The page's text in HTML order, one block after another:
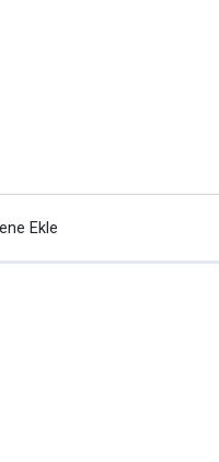
Ekle